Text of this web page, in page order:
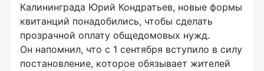
Калининграда Юрий Кондратьев, новые формы
квитанций понадобились, чтобы сделать
прозрачной оплату общедомовых нужд.
Он напомнил, что с 1 сентября вступило в силу
постановление, которое обязывает жителей